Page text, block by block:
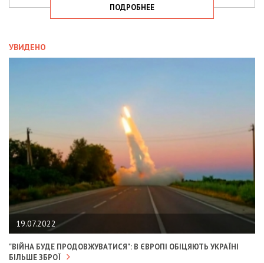
ПОДРОБНЕЕ
УВИДЕНО
19.07.2022
"ВІЙНА БУДЕ ПРОДОВЖУВАТИСЯ": В ЄВРОПІ ОБІЦЯЮТЬ УКРАЇНІ
БІЛЬШЕ ЗБРОЇ